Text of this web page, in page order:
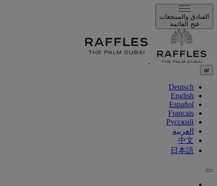
الفنادق والمنتجعات
فتح القائمة
ar
Deutsch
English
Español
Français
Русский
العربية
中文
日本語